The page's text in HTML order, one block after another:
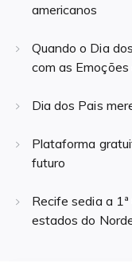
americanos
Quando o Dia
com as
Dia dos Pais
Plataforma
futuro
Recife sedia a
estados do